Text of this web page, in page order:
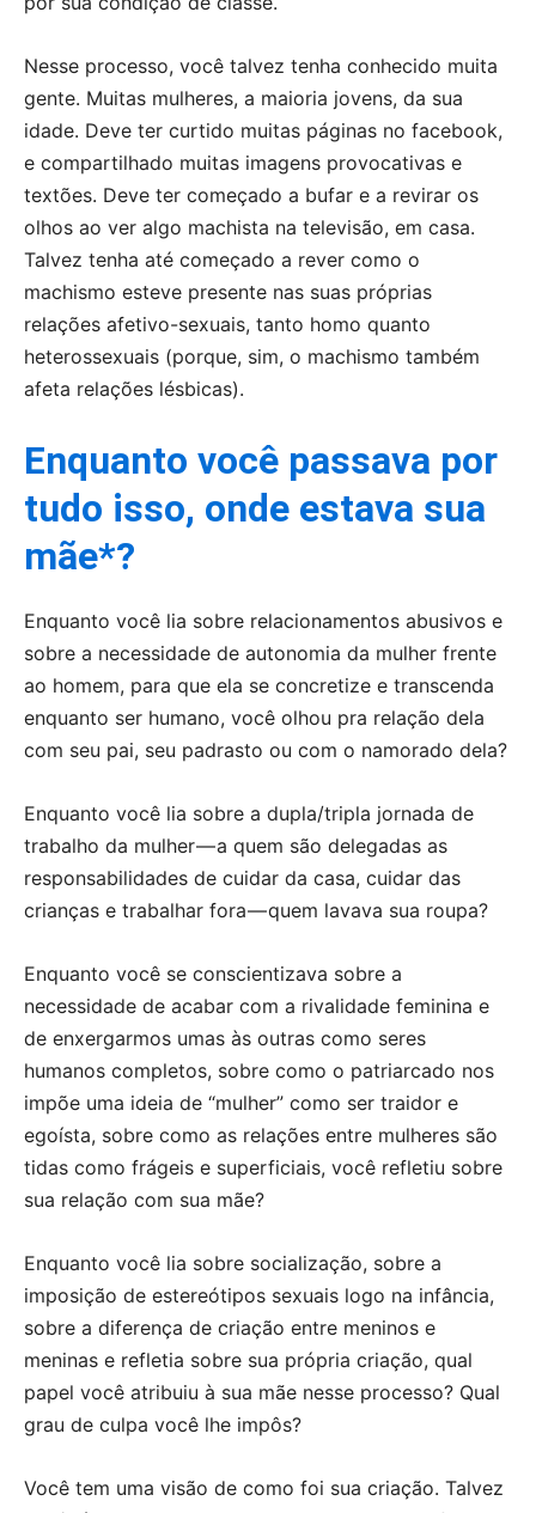
Nesse processo, você talvez tenha conhecido muita
gente. Muitas mulheres, a maioria jovens, da sua
idade. Deve ter curtido muitas páginas no facebook,
e compartilhado muitas imagens provocativas e
textões. Deve ter começado a bufar e a revirar os
olhos ao ver algo machista na televisão, em casa.
Talvez tenha até começado a rever como o
machismo esteve presente nas suas próprias
relações afetivo-sexuais, tanto homo quanto
heterossexuais (porque, sim, o machismo também
afeta relações lésbicas).
Enquanto você passava por
tudo isso, onde estava sua
mãe*?
Enquanto você lia sobre relacionamentos abusivos e
sobre a necessidade de autonomia da mulher frente
ao homem, para que ela se concretize e transcenda
enquanto ser humano, você olhou pra relação dela
com seu pai, seu padrasto ou com o namorado dela?
Enquanto você lia sobre a dupla/tripla jornada de
trabalho da mulher — a quem são delegadas as
responsabilidades de cuidar da casa, cuidar das
crianças e trabalhar fora — quem lavava sua roupa?
Enquanto você se conscientizava sobre a
necessidade de acabar com a rivalidade feminina e
de enxergarmos umas às outras como seres
humanos completos, sobre como o patriarcado nos
impõe uma ideia de “mulher” como ser traidor e
egoísta, sobre como as relações entre mulheres são
tidas como frágeis e superficiais, você refletiu sobre
sua relação com sua mãe?
Enquanto você lia sobre socialização, sobre a
imposição de estereótipos sexuais logo na infância,
sobre a diferença de criação entre meninos e
meninas e refletia sobre sua própria criação, qual
papel você atribuiu à sua mãe nesse processo? Qual
grau de culpa você lhe impôs?
Você tem uma visão de como foi sua criação. Talvez